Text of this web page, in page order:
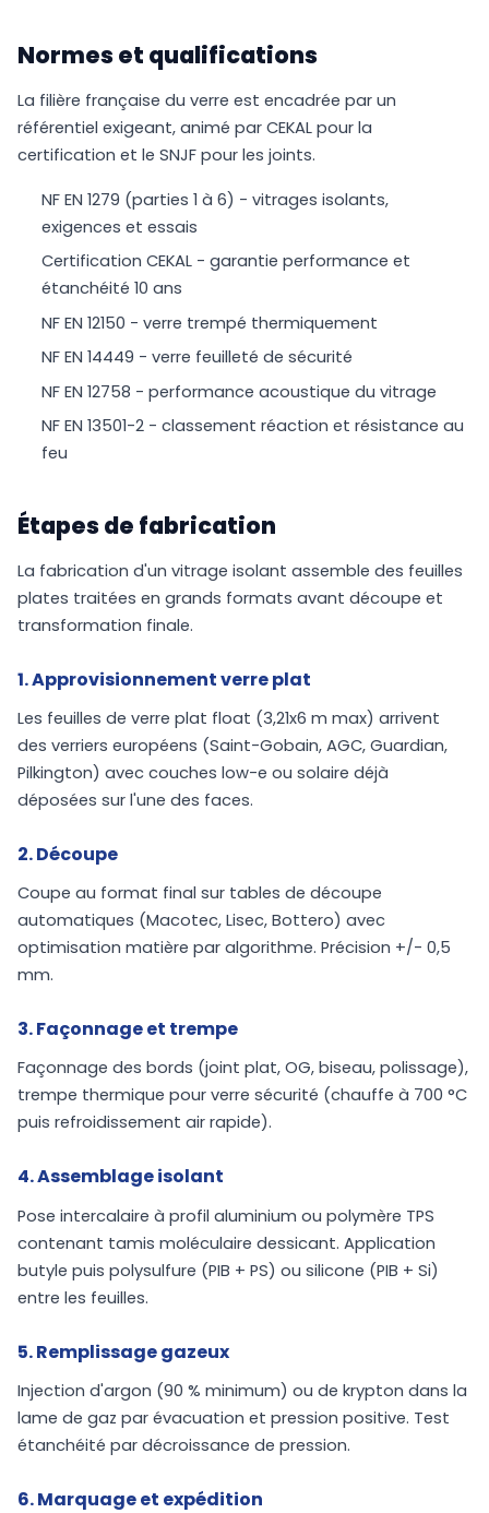
Normes et qualifications
La filière française du verre est encadrée par un
référentiel exigeant, animé par CEKAL pour la
certification et le SNJF pour les joints.
NF EN 1279 (parties 1 à 6) - vitrages isolants,
exigences et essais
Certification CEKAL - garantie performance et
étanchéité 10 ans
NF EN 12150 - verre trempé thermiquement
NF EN 14449 - verre feuilleté de sécurité
NF EN 12758 - performance acoustique du vitrage
NF EN 13501-2 - classement réaction et résistance au
feu
Étapes de fabrication
La fabrication d'un vitrage isolant assemble des feuilles
plates traitées en grands formats avant découpe et
transformation finale.
1. Approvisionnement verre plat
Les feuilles de verre plat float (3,21x6 m max) arrivent
des verriers européens (Saint-Gobain, AGC, Guardian,
Pilkington) avec couches low-e ou solaire déjà
déposées sur l'une des faces.
2. Découpe
Coupe au format final sur tables de découpe
automatiques (Macotec, Lisec, Bottero) avec
optimisation matière par algorithme. Précision +/- 0,5
mm.
3. Façonnage et trempe
Façonnage des bords (joint plat, OG, biseau, polissage),
trempe thermique pour verre sécurité (chauffe à 700 °C
puis refroidissement air rapide).
4. Assemblage isolant
Pose intercalaire à profil aluminium ou polymère TPS
contenant tamis moléculaire dessicant. Application
butyle puis polysulfure (PIB + PS) ou silicone (PIB + Si)
entre les feuilles.
5. Remplissage gazeux
Injection d'argon (90 % minimum) ou de krypton dans la
lame de gaz par évacuation et pression positive. Test
étanchéité par décroissance de pression.
6. Marquage et expédition